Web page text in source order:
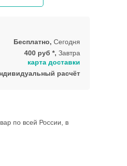
Бесплатно, Сегодня
400 руб *, Завтра
карта доставки
расчёт
по всей России, в